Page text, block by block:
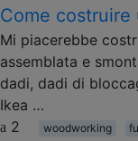
Come costruire
Mi piacerebbe
assemblata e
dadi, dadi di
Ikea …
2
woodworking